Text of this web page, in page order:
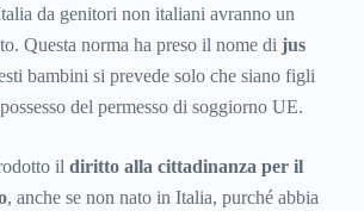
da genitori non italiani avranno un
Questa norma ha preso il nome di jus
bambini si prevede solo che siano figli
del permesso di soggiorno UE.
il diritto alla cittadinanza per il
, anche se non nato in Italia, purché abbia